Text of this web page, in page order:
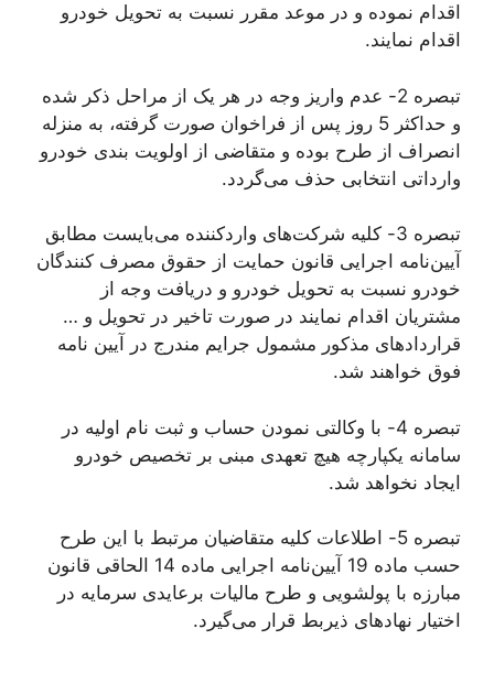
اقدام نموده و در موعد مقرر نسبت به تحویل خودرو
اقدام نمایند.
تبصره 2- عدم واریز وجه در هر یک از مراحل ذکر شده
و حداکثر 5 روز پس از فراخوان صورت گرفته، به منزله
انصراف از طرح بوده و متقاضی از اولویت بندی خودرو
وارداتی انتخابی حذف می‌گردد.
تبصره 3- کلیه شرکت‌های واردکننده می‌بایست مطابق
آیین‌نامه اجرایی قانون حمایت از حقوق مصرف کنندگان
خودرو نسبت به تحویل خودرو و دریافت وجه از
مشتریان اقدام نمایند در صورت تاخیر در تحویل و …
قراردادهای مذکور مشمول جرایم مندرج در آیین نامه
فوق خواهند شد.
تبصره 4- با وکالتی نمودن حساب و ثبت نام اولیه در
سامانه یکپارچه هیچ تعهدی مبنی بر تخصیص خودرو
ایجاد نخواهد شد.
تبصره 5- اطلاعات کلیه متقاضیان مرتبط با این طرح
حسب ماده 19 آیین‌نامه اجرایی ماده 14 الحاقی قانون
مبارزه با پولشویی و طرح مالیات برعایدی سرمایه در
اختیار نهادهای ذیربط قرار می‌گیرد.